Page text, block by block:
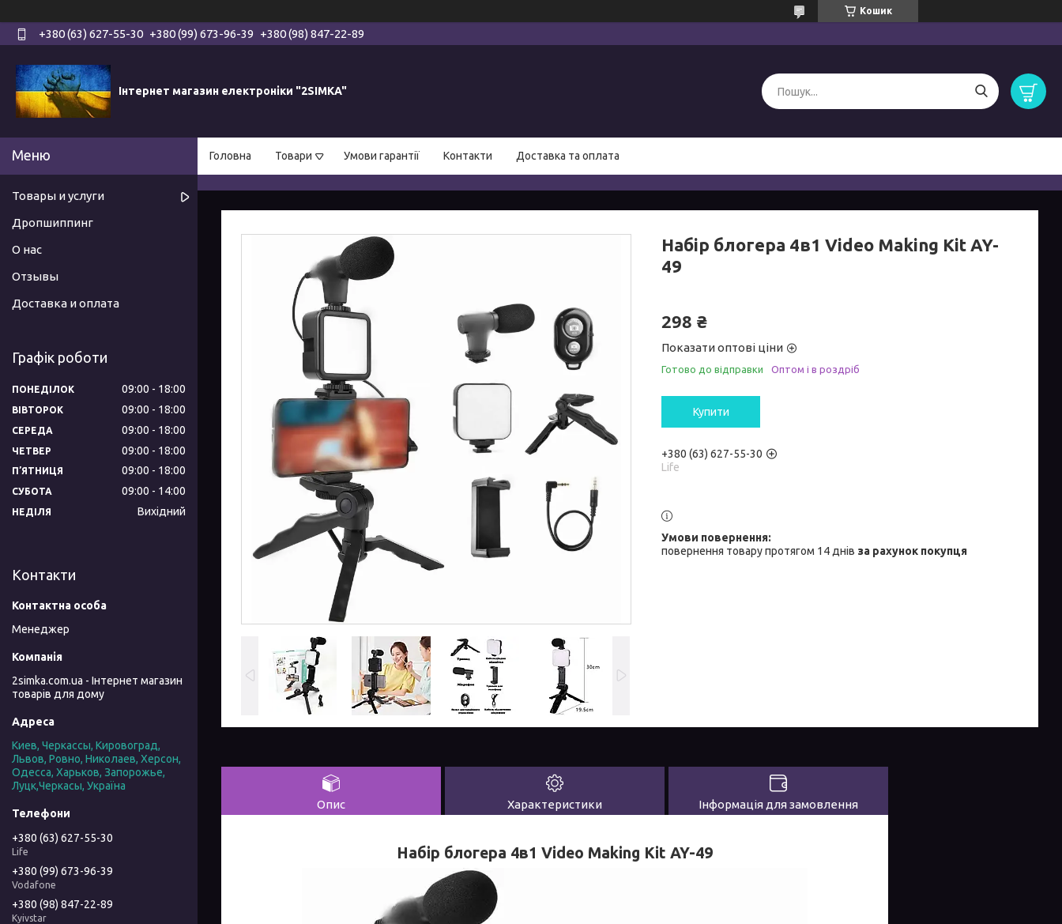
Кошик
+380 (63) 627-55-30 +380 (99) 673-96-39 +380 (98) 847-22-89
Інтернет магазин електроніки "2SIMKA"
Головна Товари Умови гарантії Контакти Доставка та оплата
Набір блогера 4в1 Video Making Kit AY-
49
298 ₴
Показати оптові ціни
Готово до відправки Оптом і в роздріб
Купити
+380 (63) 627-55-30
Life
повернення товару протягом 14 днів за рахунок покупця
Опис Характеристики Інформація для замовлення
Набір блогера 4в1 Video Making Kit AY-49
Товары и услуги
Дропшиппинг
О нас
Отзывы
Доставка и оплата
Графік роботи
ПОНЕДІЛОК 09:00 18:00
ВІВТОРОК 09:00 18:00
СЕРЕДА 09:00 18:00
ЧЕТВЕР 09:00 18:00
ПʼЯТНИЦЯ 09:00 18:00
СУБОТА 09:00 14:00
НЕДІЛЯ Вихідний
Контакти
Менеджер
2simka.com.ua - Інтернет магазин
товарів для дому
Киев, Черкассы, Кировоград,
Львов, Ровно, Николаев, Херсон,
Одесса, Харьков, Запорожье,
Луцк,Черкасы, Україна
+380 (63) 627-55-30
Life
+380 (99) 673-96-39
Vodafone
+380 (98) 847-22-89
Kyivstar